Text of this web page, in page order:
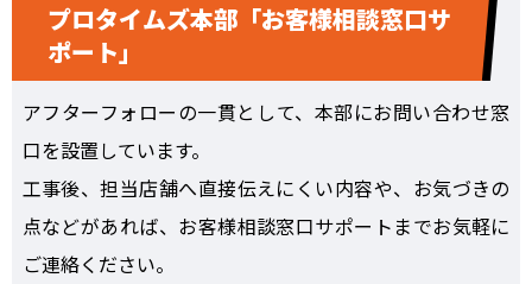
プロタイムズ本部「お客様相談窓口サ
ポート」
アフターフォローの一貫として、本部にお問い合わせ窓
口を設置しています。
工事後、担当店舗へ直接伝えにくい内容や、お気づきの
点などがあれば、お客様相談窓口サポートまでお気軽に
ご連絡ください。